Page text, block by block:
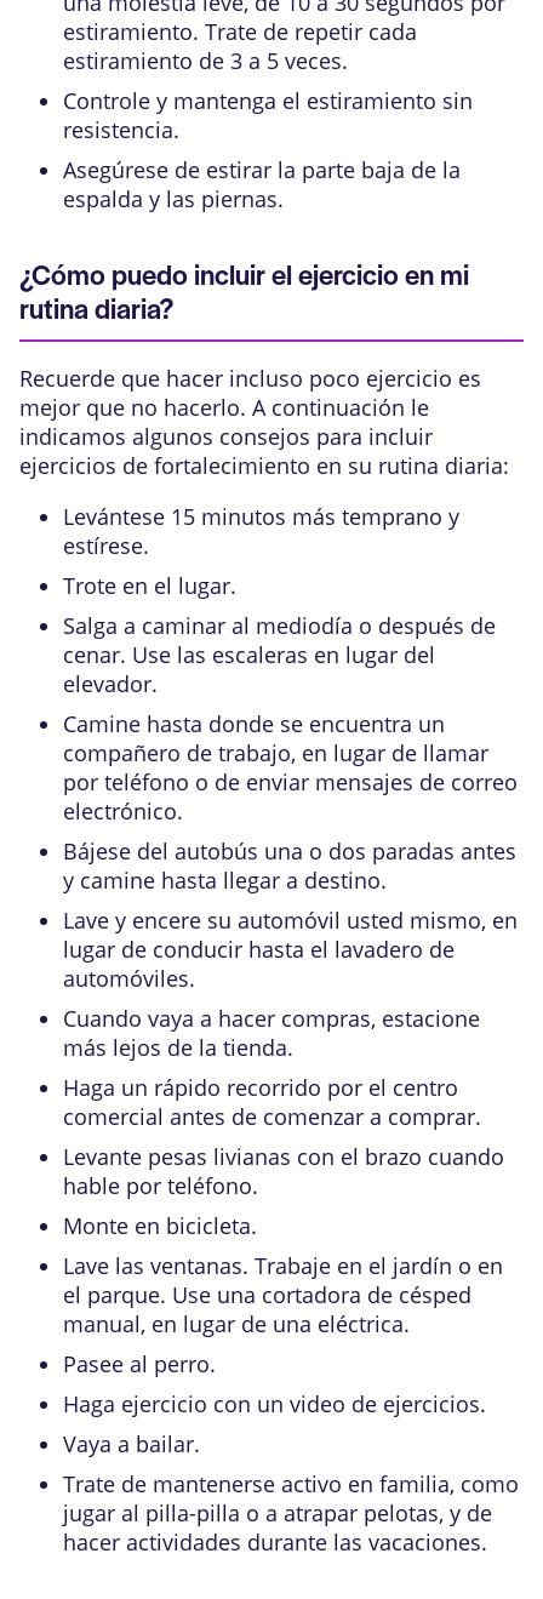
estiramiento. Trate de repetir cada
estiramiento de 3 a 5 veces.
Controle y mantenga el estiramiento sin
resistencia.
Asegúrese de estirar la parte baja de la
espalda y las piernas.
¿Cómo puedo incluir el ejercicio en mi
rutina diaria?
Recuerde que hacer incluso poco ejercicio es
mejor que no hacerlo. A continuación le
indicamos algunos consejos para incluir
ejercicios de fortalecimiento en su rutina diaria:
Levántese 15 minutos más temprano y
estírese.
Trote en el lugar.
Salga a caminar al mediodía o después de
cenar. Use las escaleras en lugar del
elevador.
Camine hasta donde se encuentra un
compañero de trabajo, en lugar de llamar
por teléfono o de enviar mensajes de correo
electrónico.
Bájese del autobús una o dos paradas antes
y camine hasta llegar a destino.
Lave y encere su automóvil usted mismo, en
lugar de conducir hasta el lavadero de
automóviles.
Cuando vaya a hacer compras, estacione
más lejos de la tienda.
Haga un rápido recorrido por el centro
comercial antes de comenzar a comprar.
Levante pesas livianas con el brazo cuando
hable por teléfono.
Monte en bicicleta.
Lave las ventanas. Trabaje en el jardín o en
el parque. Use una cortadora de césped
manual, en lugar de una eléctrica.
Pasee al perro.
Haga ejercicio con un video de ejercicios.
Vaya a bailar.
Trate de mantenerse activo en familia, como
jugar al pilla-pilla o a atrapar pelotas, y de
hacer actividades durante las vacaciones.